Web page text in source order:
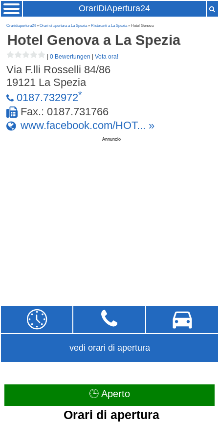
OrariDiApertura24
Oraridiapertura24»Orari di apertura a La Spezia» Ristoranti a La Spezia» Hotel Genova
Hotel Genovaa La Spezia
|0 Bewertungen |Vota ora!
Via F.lli Rosselli 84/86
19121 La Spezia
0187.732972*
Fax.: 0187.731766
www.facebook.com/HOT... »
Annuncio
vedi orari di apertura
🕒 Aperto
Orari di apertura